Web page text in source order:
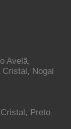
Avelã,
Nogal
Preto